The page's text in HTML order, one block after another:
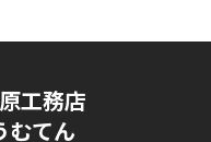
工務店
むてん